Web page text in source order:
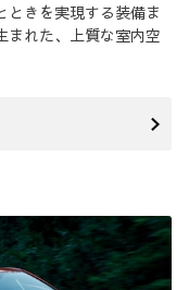
ときを実現する装備ま
まれた、上質な室内空